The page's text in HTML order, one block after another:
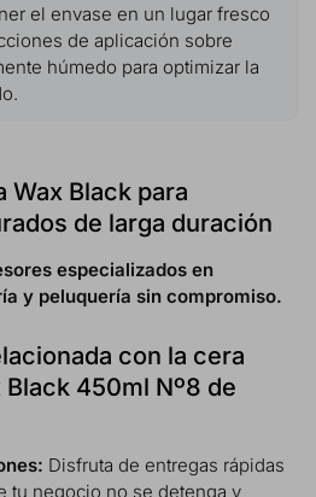
el envase en un lugar fresco
de aplicación sobre
húmedo para optimizar la
Wax Black para
de larga duración
especializados en
y peluquería sin compromiso.
con la cera
450ml Nº8 de
Disfruta de entregas rápidas
tu negocio no se detenga y